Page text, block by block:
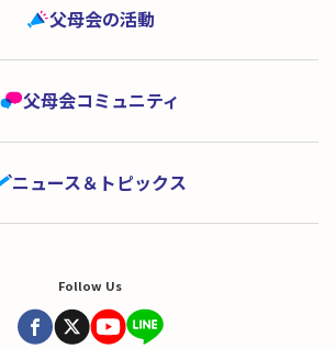
父母会の活動
父母会コミュニティ
ニュース＆トピックス
Follow Us